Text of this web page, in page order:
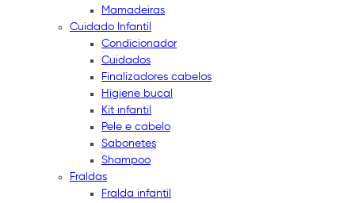
Mamadeiras
Cuidado Infantil
Condicionador
Cuidados
Finalizadores cabelos
Higiene bucal
Kit infantil
Pele e cabelo
Sabonetes
Shampoo
Fraldas
Fralda infantil